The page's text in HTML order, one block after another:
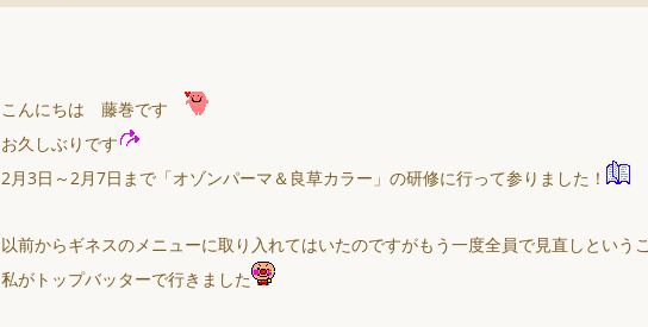
こんにちは 藤巻です
お久しぶりです
2月3日～2月7日まで「オゾンパーマ＆良草カラー」の研修に行って参りました！
以前からギネスのメニューに取り入れてはいたのですがもう一度全員で見直しという
私がトップバッターで行きました